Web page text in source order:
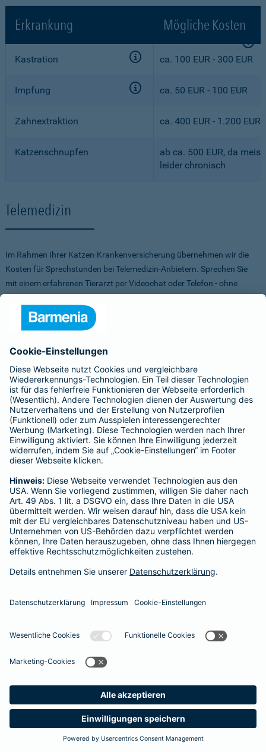
Suche Produkte
Barmenia
Erkrankung Mögliche Kosten
Kastration ca. 100 EUR - 300 EUR
Impfung ca. 50 EUR - 100 EUR
Zahnextraktion ca. 400 EUR - 1.200 EUR
Katzenschnupfen
ab ca. 500 EUR, da
leider chronisch
Telemedizin
Im Rahmen Ihrer Katzen-Krankenversicherung übernehmen wir die
Kosten für Sprechstunden bei Telemedizin-Anbietern. Sprechen Sie
mit einem erfahrenen Tierarzt per Videochat oder Telefon - ohne
Stress für Sie und Ihr Tier.
Um Ihnen die Auswahl der Anbieter zu erleichtern, haben wir vorab
Anbieter verglichen, getestet und Vorteile für Sie vereinbart. Sowohl
bei FirstVet als auch bei Pfotendoctor profitieren Sie von einer
Direktabrechnung. Die Kosten werden also direkt zwischen dem
Anbieter und uns abgerechnet.
Für mehr Infos zu den Anbietern klicken Sie auf die Logos.
365 Tage / 24 Stunden
365 Tage / 24 Stunden